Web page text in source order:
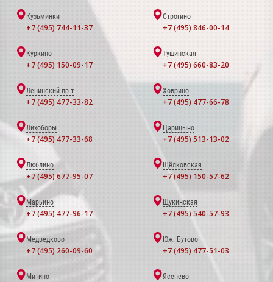
Кузьминки
+7 (495) 744-11-37
Строгино
+7 (495) 846-00-14
Куркино
+7 (495) 150-09-17
Тушинская
+7 (495) 660-83-20
Ленинский пр-т
+7 (495) 477-33-82
Ховрино
+7 (495) 477-66-78
Лихоборы
+7 (495) 477-33-68
Царицыно
+7 (495) 513-13-02
Люблино
+7 (495) 677-95-07
Щёлковская
+7 (495) 150-57-62
Марьино
+7 (495) 477-96-17
Щукинская
+7 (495) 540-57-93
Медведково
+7 (495) 260-09-60
Юж. Бутово
+7 (495) 477-51-03
Митино Ясенево